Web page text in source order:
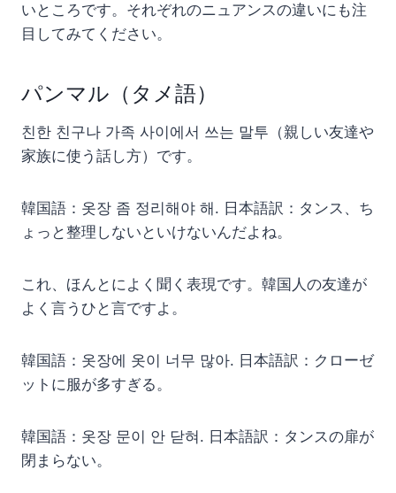
いところです。それぞれのニュアンスの違いにも注
目してみてください。
パンマル（タメ語）
친한 친구나 가족 사이에서 쓰는 말투（親しい友達や
家族に使う話し方）です。
韓国語：옷장 좀 정리해야 해. 日本語訳：タンス、ち
ょっと整理しないといけないんだよね。
これ、ほんとによく聞く表現です。韓国人の友達が
よく言うひと言ですよ。
韓国語：옷장에 옷이 너무 많아. 日本語訳：クローゼ
ットに服が多すぎる。
韓国語：옷장 문이 안 닫혀. 日本語訳：タンスの扉が
閉まらない。